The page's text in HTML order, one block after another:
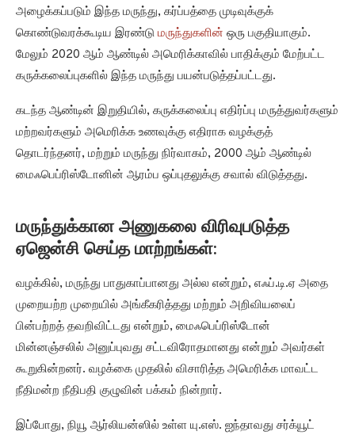
அழைக்கப்படும் இந்த மருந்து, கர்ப்பத்தை முடிவுக்குக்
கொண்டுவரக்கூடிய இரண்டு மருந்துகளின் ஒரு பகுதியாகும்.
மேலும் 2020 ஆம் ஆண்டில் அமெரிக்காவில் பாதிக்கும் மேற்பட்ட
கருக்கலைப்புகளில் இந்த மருந்து பயன்படுத்தப்பட்டது.
கடந்த ஆண்டின் இறுதியில், கருக்கலைப்பு எதிர்ப்பு மருத்துவர்களும்
மற்றவர்களும் அமெரிக்க உணவுக்கு எதிராக வழக்குத்
தொடர்ந்தனர், மற்றும் மருந்து நிர்வாகம், 2000 ஆம் ஆண்டில்
மைஃபெப்ரிஸ்டோனின் ஆரம்ப ஒப்புதலுக்கு சவால் விடுத்தது.
மருந்துக்கான அணுகலை விரிவுபடுத்த
ஏஜென்சி செய்த மாற்றங்கள்:
வழக்கில், மருந்து பாதுகாப்பானது அல்ல என்றும், எஃப்.டி.ஏ அதை
முறையற்ற முறையில் அங்கீகரித்தது மற்றும் அறிவியலைப்
பின்பற்றத் தவறிவிட்டது என்றும், மைஃபெப்ரிஸ்டோன்
மின்னஞ்சலில் அனுப்புவது சட்டவிரோதமானது என்றும் அவர்கள்
கூறுகின்றனர். வழக்கை முதலில் விசாரித்த அமெரிக்க மாவட்ட
நீதிமன்ற நீதிபதி குழுவின் பக்கம் நின்றார்.
இப்போது, நியூ ஆர்லியன்ஸில் உள்ள யு.எஸ். ஐந்தாவது சர்க்யூட்